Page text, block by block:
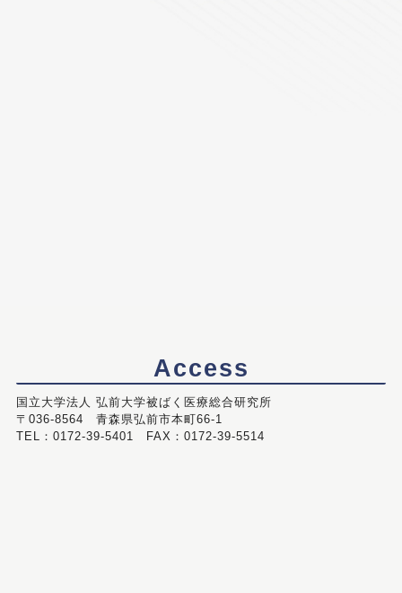
Access
国立大学法人 弘前大学被ばく医療総合研究所
〒036-8564 青森県弘前市本町66-1
TEL：0172-39-5401 FAX：0172-39-5514